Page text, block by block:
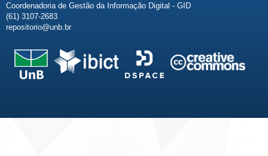
Coordenadoria de Gestão da Informação Digital - GID
(61) 3107-2683
repositorio@unb.br